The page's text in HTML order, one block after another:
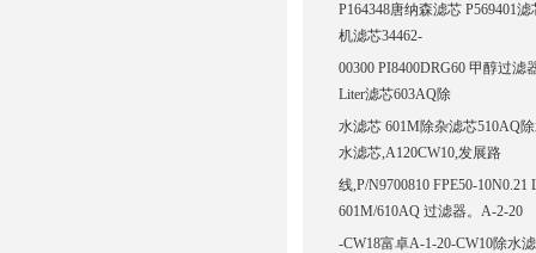
P164348唐纳森滤芯 P569401
机滤芯34462-
00300 PI8400DRG60 甲醇过
Liter滤芯603AQ除
水滤芯 601M除杂滤芯510AQ
水滤芯,A120CW10,发展路
线,P/N9700810 FPE50-
601M/610AQ 过滤器。A-2-20
-CW18富卓A-1-20-CW10除水